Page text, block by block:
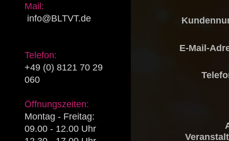
E-Mail-
Mail:
info@BLTVT.de
Telefon:
+49 (0) 8121 70 29
060
Öffnungszeiten:
Montag - Freitag:
09.00 - 12.00 Uhr